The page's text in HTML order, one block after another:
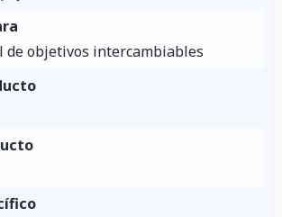
de objetivos intercambiables